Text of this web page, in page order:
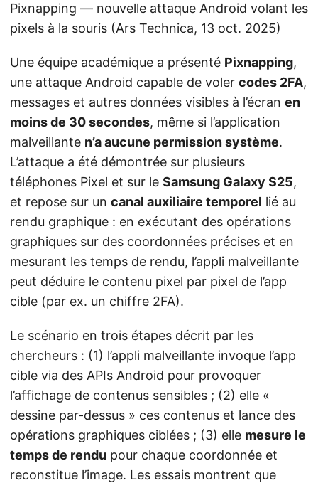
Pixnapping — nouvelle attaque Android volant les
pixels à la souris (Ars Technica, 13 oct. 2025)
Une équipe académique a présenté Pixnapping,
une attaque Android capable de voler codes 2FA,
messages et autres données visibles à l’écran en
moins de 30 secondes, même si l’application
malveillante n’a aucune permission système.
L’attaque a été démontrée sur plusieurs
téléphones Pixel et sur le Samsung Galaxy S25,
et repose sur un canal auxiliaire temporel lié au
rendu graphique : en exécutant des opérations
graphiques sur des coordonnées précises et en
mesurant les temps de rendu, l’appli malveillante
peut déduire le contenu pixel par pixel de l’app
cible (par ex. un chiffre 2FA).
Le scénario en trois étapes décrit par les
chercheurs : (1) l’appli malveillante invoque l’app
cible via des APIs Android pour provoquer
l’affichage de contenus sensibles ; (2) elle «
dessine par-dessus » ces contenus et lance des
opérations graphiques ciblées ; (3) elle mesure le
temps de rendu pour chaque coordonnée et
reconstitue l’image. Les essais montrent que